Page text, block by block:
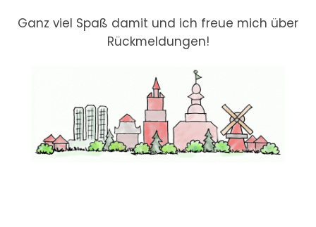
Ganz viel Spaß damit und ich freue mich über
Rückmeldungen!